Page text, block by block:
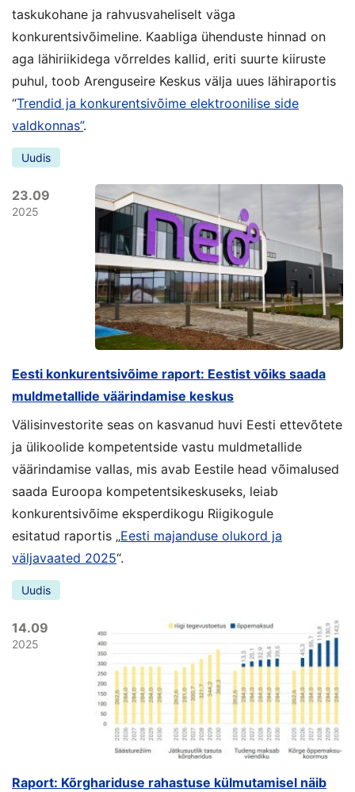
taskukohane ja rahvusvaheliselt väga
konkurentsivõimeline. Kaabliga ühenduste hinnad on
aga lähiriikidega võrreldes kallid, eriti suurte kiiruste
puhul, toob Arenguseire Keskus välja uues lähiraportis
“Trendid ja konkurentsivõime elektroonilise side
valdkonnas”.
Uudis
23.09
2025
Eesti konkurentsivõime raport: Eestist võiks saada
muldmetallide väärindamise keskus
Välisinvestorite seas on kasvanud huvi Eesti ettevõtete
ja ülikoolide kompetentside vastu muldmetallide
väärindamise vallas, mis avab Eestile head võimalused
saada Euroopa kompetentsikeskuseks, leiab
konkurentsivõime eksperdikogu Riigikogule
esitatud raportis „Eesti majanduse olukord ja
väljavaated 2025“.
Uudis
14.09
2025
Raport: Kõrghariduse rahastuse külmutamisel näib